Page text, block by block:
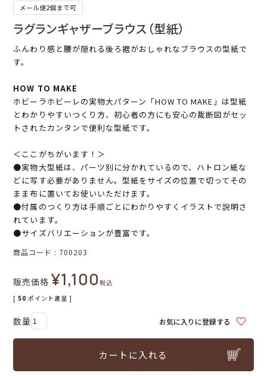
メール便2個まで可
ラグランギャザーブラウス（型紙）
ふんわり感と腰が隠れる後ろ裾がおしゃれなブラウスの型紙で
す。
HOW TO MAKE
ホビーラホビーレの実物大パターン「HOW TO MAKE」は型紙
とわかりやすいつくり方、初心者の方にも安心の裁断図がセッ
トされたカンタンで便利な型紙です。
＜ここがちがいます！＞
●実物大型紙は、パーツ別に分かれているので、ハトロン紙な
どに写す必要がありません。型紙をサイズの位置で切ってその
まま布に置いてお使いいただけます。
●付属のつくり方は手順ごとにわかりやすくイラストで説明さ
れています。
●サイズバリエーションが豊富です。
商品コード 700203
販売価格 ¥1,100税込
[ 50 ポイント進呈 ]
お気に入りに登録する
カートに入れる